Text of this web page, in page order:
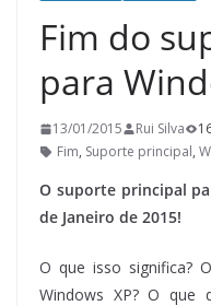
Fim do
para
13/01/2015 Rui Silva
Fim, Suporte principal,
O suporte principal
de Janeiro de 2015!
O que isso significa?
Windows XP? O que